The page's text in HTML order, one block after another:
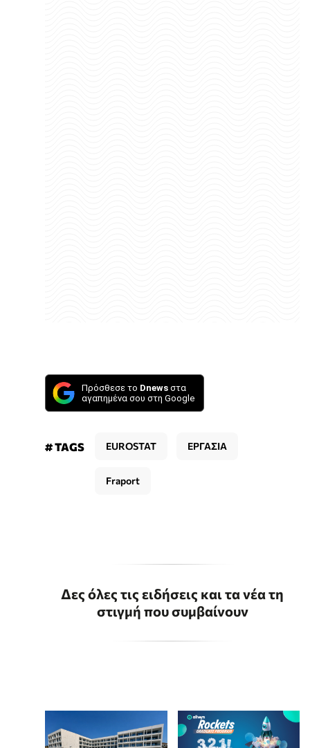
Πρόσθεσε το Dnews στα
αγαπημένα σου στη Google
# TAGS EUROSTAT ΕΡΓΑΣΙΑ
Fraport
Δες όλες τις ειδήσεις και τα νέα τη
στιγμή που συμβαίνουν